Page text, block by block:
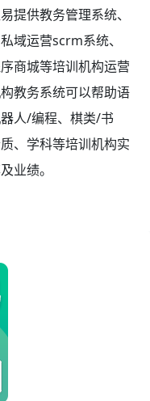
提供教务管理系统、
域运营scrm系统、
商城等培训机构运营
教务系统可以帮助语
人/编程、棋类/书
、学科等培训机构实
业绩。